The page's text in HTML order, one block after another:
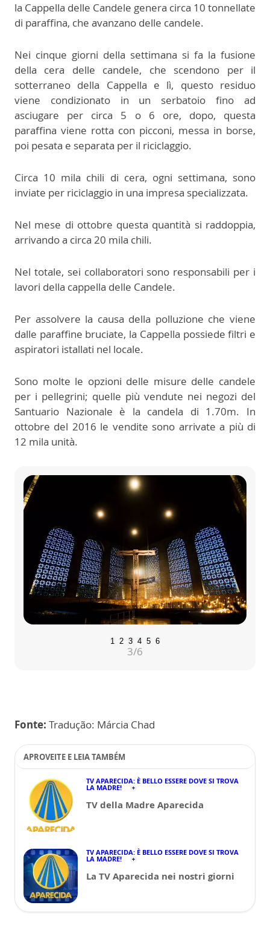
la Cappella delle Candele genera circa 10 tonnellate
di paraffina, che avanzano delle candele.
Nei cinque giorni della settimana si fa la fusione
della cera delle candele, che scendono per il
sotterraneo della Cappella e lì, questo residuo
viene condizionato in un serbatoio fino ad
asciugare per circa 5 o 6 ore, dopo, questa
paraffina viene rotta con picconi, messa in borse,
poi pesata e separata per il riciclaggio.
Circa 10 mila chili di cera, ogni settimana, sono
inviate per riciclaggio in una impresa specializzata.
Nel mese di ottobre questa quantità si raddoppia,
arrivando a circa 20 mila chili.
Nel totale, sei collaboratori sono responsabili per i
lavori della cappella delle Candele.
Per assolvere la causa della polluzione che viene
dalle paraffine bruciate, la Cappella possiede filtri e
aspiratori istallati nel locale.
Sono molte le opzioni delle misure delle candele
per i pellegrini; quelle più vendute nei negozi del
Santuario Nazionale è la candela di 1.70m. In
ottobre del 2016 le vendite sono arrivate a più di
12 mila unità.
1 2 3 4 5 6
3/6
Fonte: Tradução: Márcia Chad
APROVEITE E LEIA TAMBÉM
TV APARECIDA: È BELLO ESSERE DOVE SI TROVA
LA MADRE!
TV della Madre Aparecida
TV APARECIDA: È BELLO ESSERE DOVE SI TROVA
LA MADRE!
La TV Aparecida nei nostri giorni